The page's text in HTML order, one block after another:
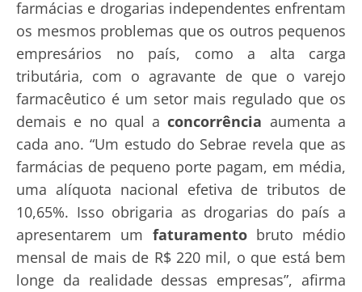
farmácias e drogarias independentes enfrentam
os mesmos problemas que os outros pequenos
empresários no país, como a alta carga
tributária, com o agravante de que o varejo
farmacêutico é um setor mais regulado que os
demais e no qual aconcorrência aumenta a
cada ano. “Um estudo do Sebrae revela que as
farmácias de pequeno porte pagam, em média,
uma alíquota nacional efetiva de tributos de
10,65%. Isso obrigaria as drogarias do país a
apresentarem um faturamentobruto médio
mensal de mais de R$ 220 mil, o que está bem
longe da realidade dessas empresas”, afirma